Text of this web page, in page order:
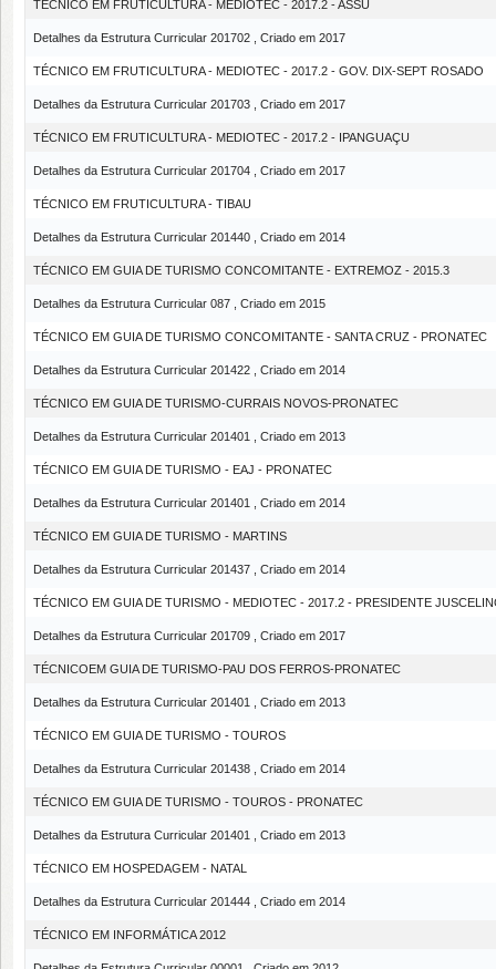
TÉCNICO EM FRUTICULTURA - MEDIOTEC - 2017.2 - ASSÚ
Detalhes da Estrutura Curricular 201702 , Criado em 2017
TÉCNICO EM FRUTICULTURA - MEDIOTEC - 2017.2 - GOV. DIX-SEPT ROSADO
Detalhes da Estrutura Curricular 201703 , Criado em 2017
TÉCNICO EM FRUTICULTURA - MEDIOTEC - 2017.2 - IPANGUAÇU
Detalhes da Estrutura Curricular 201704 , Criado em 2017
TÉCNICO EM FRUTICULTURA - TIBAU
Detalhes da Estrutura Curricular 201440 , Criado em 2014
TÉCNICO EM GUIA DE TURISMO CONCOMITANTE - EXTREMOZ - 2015.3
Detalhes da Estrutura Curricular 087 , Criado em 2015
TÉCNICO EM GUIA DE TURISMO CONCOMITANTE - SANTA CRUZ - PRONATEC
Detalhes da Estrutura Curricular 201422 , Criado em 2014
TÉCNICO EM GUIA DE TURISMO-CURRAIS NOVOS-PRONATEC
Detalhes da Estrutura Curricular 201401 , Criado em 2013
TÉCNICO EM GUIA DE TURISMO - EAJ - PRONATEC
Detalhes da Estrutura Curricular 201401 , Criado em 2014
TÉCNICO EM GUIA DE TURISMO - MARTINS
Detalhes da Estrutura Curricular 201437 , Criado em 2014
TÉCNICO EM GUIA DE TURISMO - MEDIOTEC - 2017.2 - PRESIDENTE
Detalhes da Estrutura Curricular 201709 , Criado em 2017
TÉCNICOEM GUIA DE TURISMO-PAU DOS FERROS-PRONATEC
Detalhes da Estrutura Curricular 201401 , Criado em 2013
TÉCNICO EM GUIA DE TURISMO - TOUROS
Detalhes da Estrutura Curricular 201438 , Criado em 2014
TÉCNICO EM GUIA DE TURISMO - TOUROS - PRONATEC
Detalhes da Estrutura Curricular 201401 , Criado em 2013
TÉCNICO EM HOSPEDAGEM - NATAL
Detalhes da Estrutura Curricular 201444 , Criado em 2014
TÉCNICO EM INFORMÁTICA 2012